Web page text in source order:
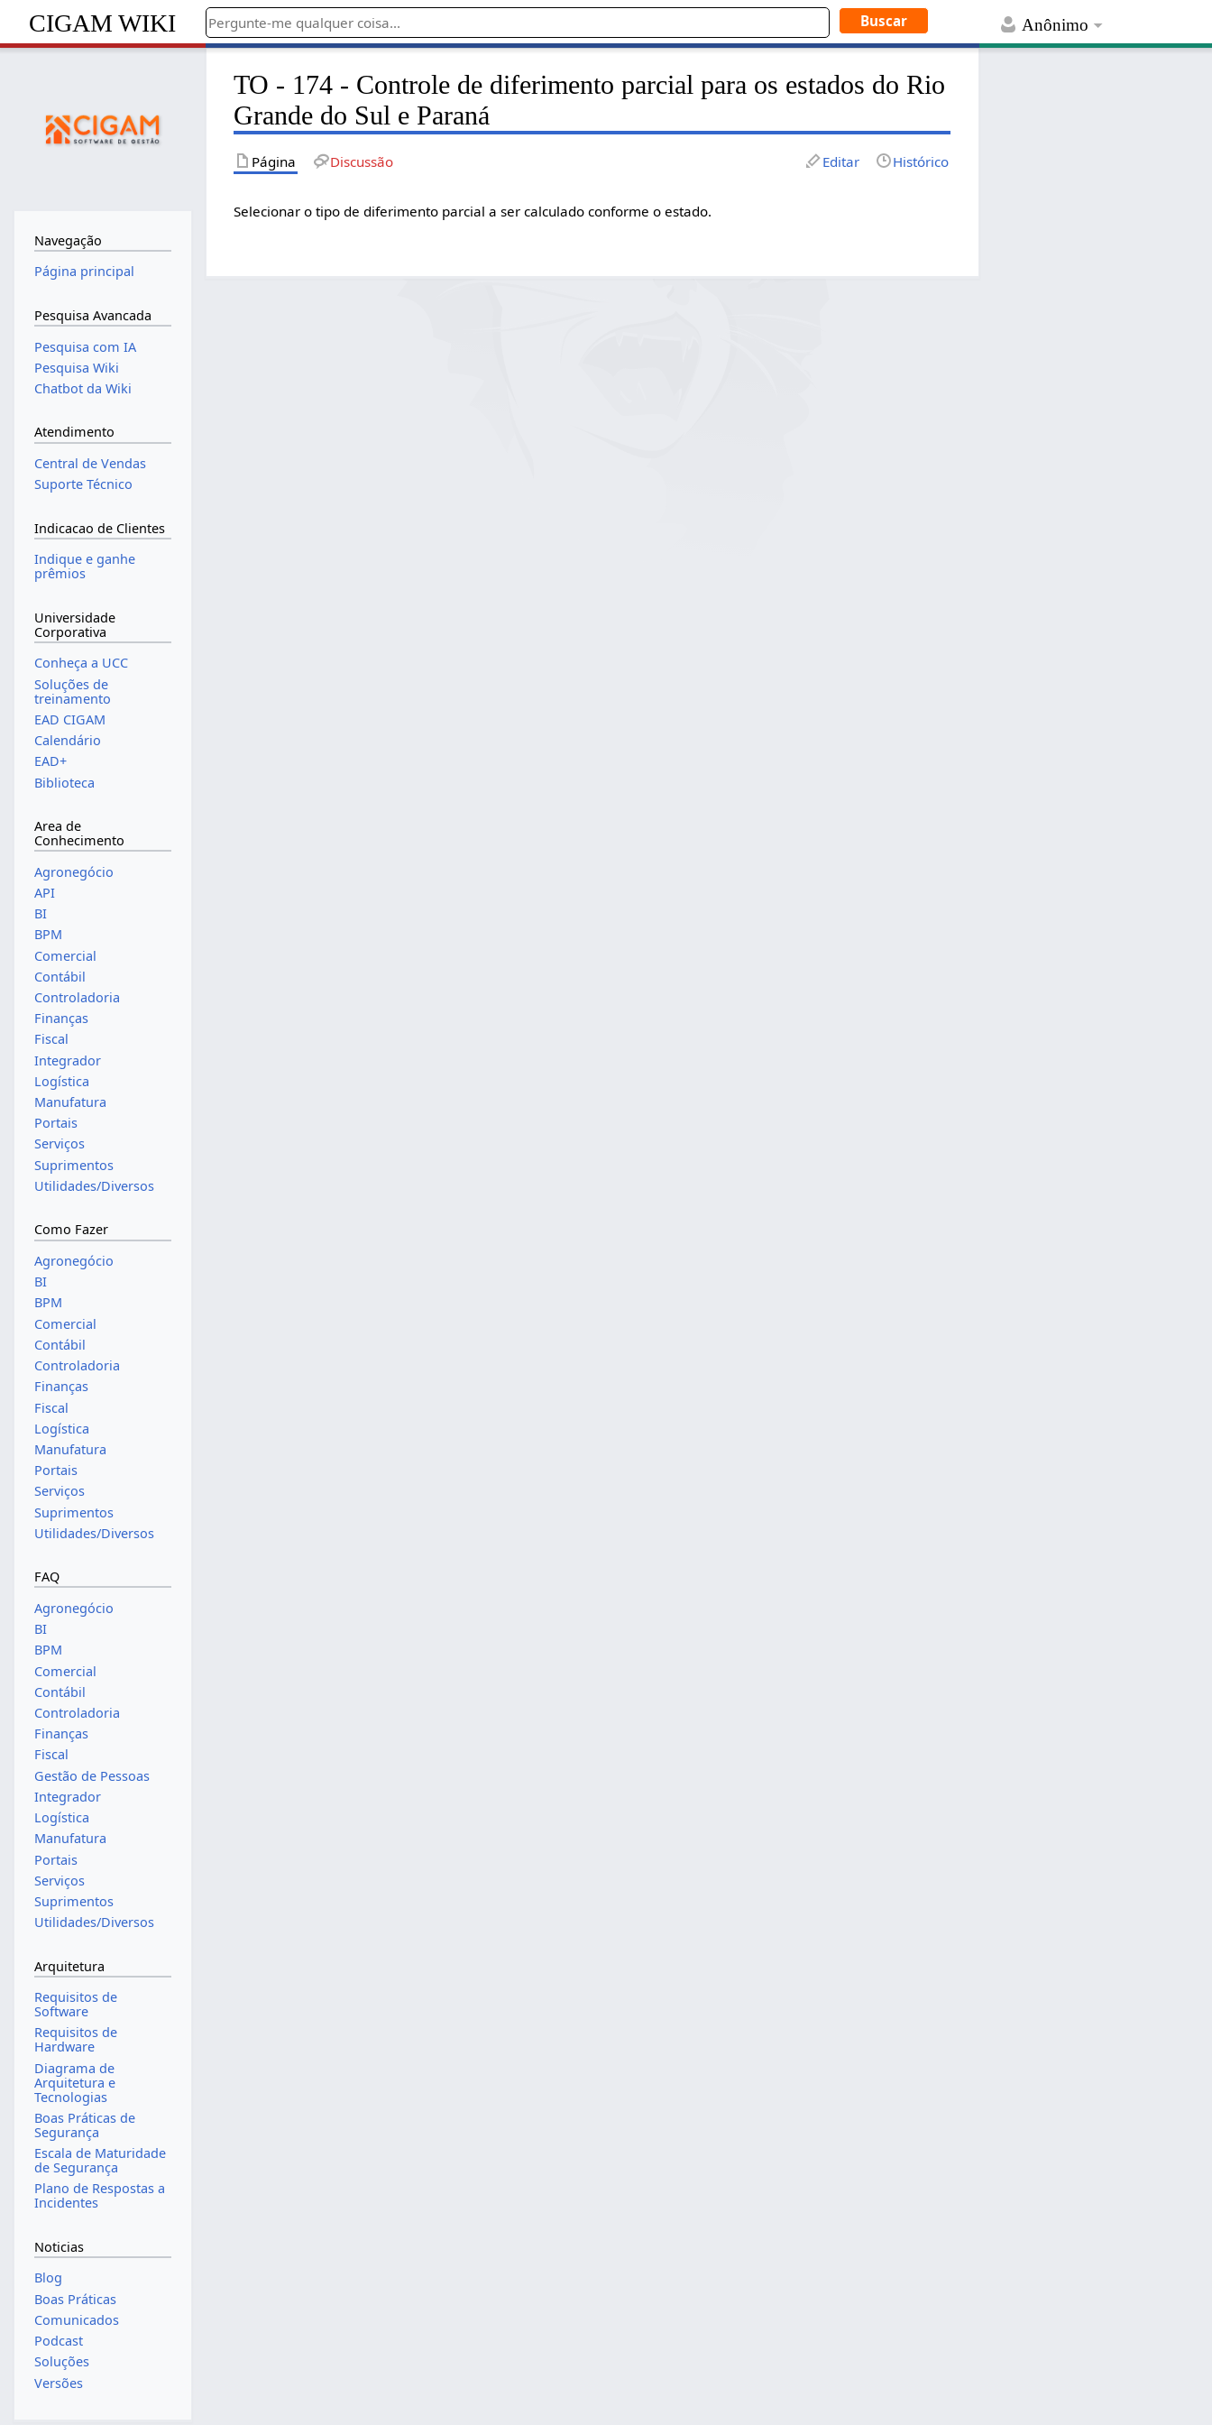
Anônimo
CIGAM WIKI
TO - 174 - Controle de diferimento parcial para os estados do Rio
Grande do Sul e Paraná
Página Discussão Editar Histórico
Selecionar o tipo de diferimento parcial a ser calculado conforme o estado.
Navegação
Página principal
Pesquisa Avancada
Pesquisa com IA
Pesquisa Wiki
Chatbot da Wiki
Atendimento
Central de Vendas
Suporte Técnico
Indicacao de Clientes
Indique e ganhe
prêmios
Universidade
Corporativa
Conheça a UCC
Soluções de
treinamento
EAD CIGAM
Calendário
EAD+
Biblioteca
Area de
Conhecimento
Agronegócio
API
BI
BPM
Comercial
Contábil
Controladoria
Finanças
Fiscal
Integrador
Logística
Manufatura
Portais
Serviços
Suprimentos
Utilidades/Diversos
Como Fazer
Agronegócio
BI
BPM
Comercial
Contábil
Controladoria
Finanças
Fiscal
Logística
Manufatura
Portais
Serviços
Suprimentos
Utilidades/Diversos
FAQ
Agronegócio
BI
BPM
Comercial
Contábil
Controladoria
Finanças
Fiscal
Gestão de Pessoas
Integrador
Logística
Manufatura
Portais
Serviços
Suprimentos
Utilidades/Diversos
Arquitetura
Requisitos de
Software
Requisitos de
Hardware
Diagrama de
Arquitetura e
Tecnologias
Boas Práticas de
Segurança
Escala de Maturidade
de Segurança
Plano de Respostas a
Incidentes
Noticias
Blog
Boas Práticas
Comunicados
Podcast
Soluções
Versões